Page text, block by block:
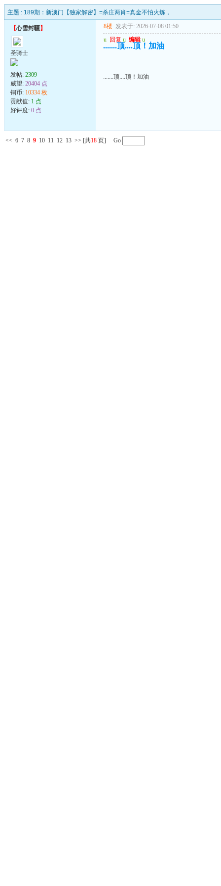
主题 : 189期：新澳门【独家解密】=杀庄两肖=真金不怕火炼，
【心雪封疆】
圣骑士
发帖: 2309
威望: 20404 点
铜币: 10334 枚
贡献值: 1 点
好评度: 0 点
8楼 发表于: 2026-07-08 01:50
u 回复 u 编辑 u
.......顶....顶！加油
.......顶....顶！加油
<< 6 7 8 9 10 11 12 13 >> [共18 页] Go